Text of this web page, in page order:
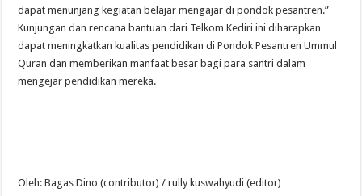
dapat menunjang kegiatan belajar mengajar di pondok pesantren.”
Kunjungan dan rencana bantuan dari Telkom Kediri ini diharapkan
dapat meningkatkan kualitas pendidikan di Pondok Pesantren Ummul
Quran dan memberikan manfaat besar bagi para santri dalam
mengejar pendidikan mereka.
Oleh: Bagas Dino (contributor) / rully kuswahyudi (editor)